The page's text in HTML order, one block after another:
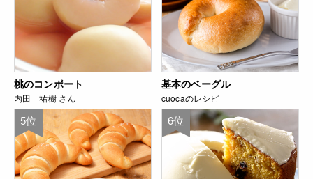
桃のコンポート
内田 祐樹 さん
基本のベーグル
cuocaのレシピ
5位 6位